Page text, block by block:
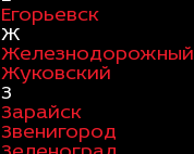
Егорьевск
Ж
Железнодорожный
Жуковский
З
Зарайск
Звенигород